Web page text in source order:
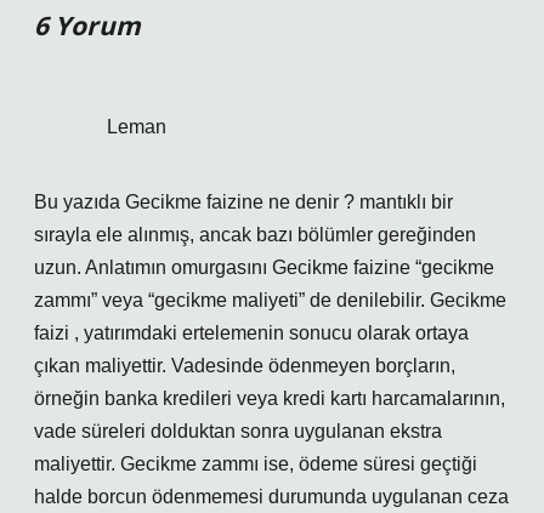
6 Yorum
Leman
Bu yazıda Gecikme faizine ne denir ? mantıklı bir
sırayla ele alınmış, ancak bazı bölümler gereğinden
uzun. Anlatımın omurgasını Gecikme faizine “gecikme
zammı” veya “gecikme maliyeti” de denilebilir. Gecikme
faizi , yatırımdaki ertelemenin sonucu olarak ortaya
çıkan maliyettir. Vadesinde ödenmeyen borçların,
örneğin banka kredileri veya kredi kartı harcamalarının,
vade süreleri dolduktan sonra uygulanan ekstra
maliyettir. Gecikme zammı ise, ödeme süresi geçtiği
halde borcun ödenmemesi durumunda uygulanan ceza